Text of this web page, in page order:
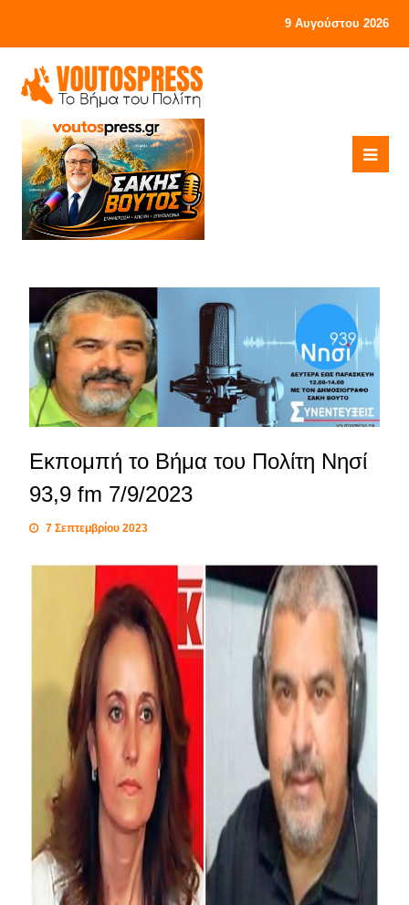
9 Αυγούστου 2026
Εκπομπή το Βήμα του Πολίτη Νησί
93,9 fm 7/9/2023
7 Σεπτεμβρίου 2023